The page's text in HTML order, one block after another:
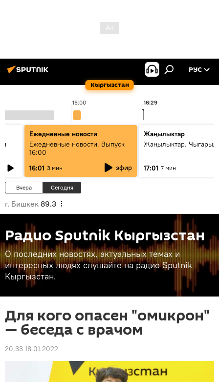
Кыргызстан
РУС
16:00 16:29
Ежедневные новости
Ежедневные новости. Выпуск
16:00
16:01 3 мин эфир
Жаңылыктар
Жаңылыктар.
17:01 7 мин
Вчера Сегодня
г. Бишкек 89.3
Радио Sputnik Кыргызстан
О последних новостях, актуальных темах и
интересных людях слушайте на радио Sputnik
Кыргызстан.
Для кого опасен "омикрон"
— беседа с врачом
20:33 18.01.2022